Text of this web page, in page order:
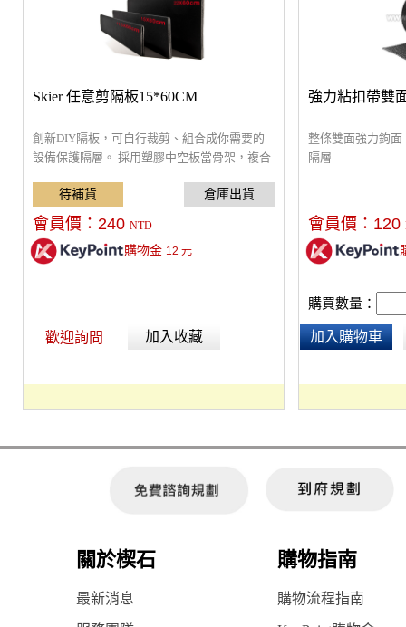
Skier 任意剪隔板15*60CM
創新DIY隔板，可自行裁剪、組合成你需要的
設備保護隔層。 採用塑膠中空板當骨架，複合
配魔術氈，即可組合使用。
會員價： 240 NTD
購物金 12 元
歡迎詢問 加入收藏
強力粘扣帶雙
整條雙面強力鉤
隔層
會員價： 120
購買數量：
加入購物車
關於楔石 購物指南
最新消息 購物流程指南